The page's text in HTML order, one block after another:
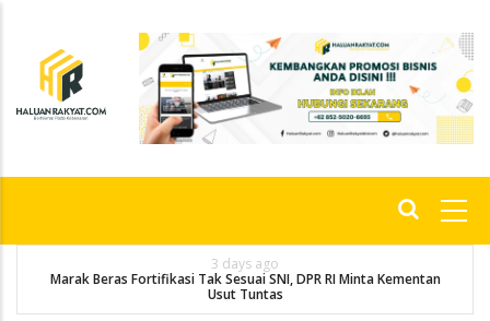
content
3 days ago
Marak Beras Fortifikasi Tak Sesuai SNI, DPR RI Minta Kementan
Usut Tuntas